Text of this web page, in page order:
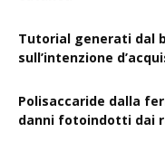
Tutorial generati dal
sull’intenzione
Polisaccaride dalla
danni fotoindotti dai